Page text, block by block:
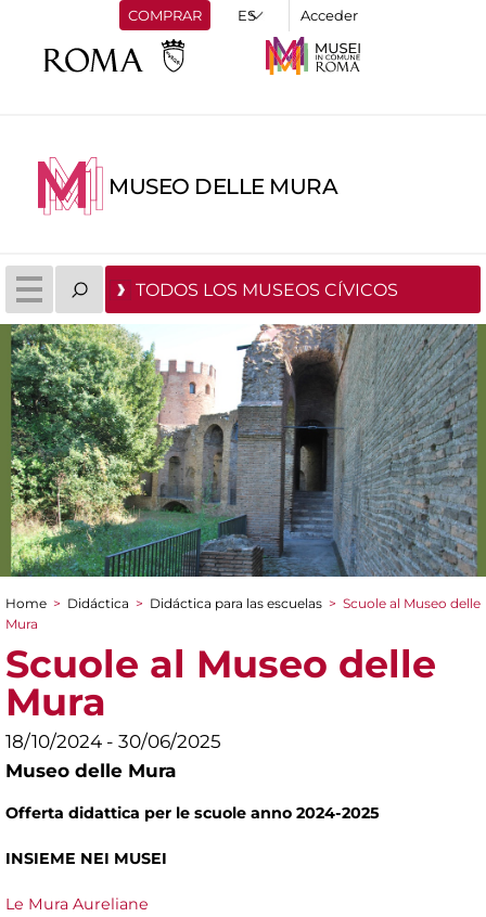
COMPRAR Acceder
MUSEO DELLE MURA
TODOS LOS MUSEOS CÍVICOS
You are here
Home > Didáctica > Didáctica para las escuelas > Scuole al Museo delle
Mura
Scuole al Museo delle
Mura
18/10/2024 - 30/06/2025
Museo delle Mura
Offerta didattica per le scuole anno 2024-2025
INSIEME NEI MUSEI
Le Mura Aureliane